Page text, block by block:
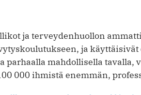
ja terveydenhuollon
ja
parhaalla mahdollisella tavalla,
000 ihmistä enemmän,